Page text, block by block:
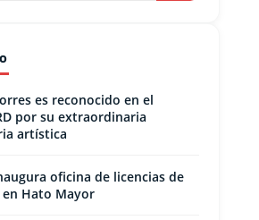
es reconocido en el
por su extraordinaria
artística
oficina de licencias de
Hato Mayor